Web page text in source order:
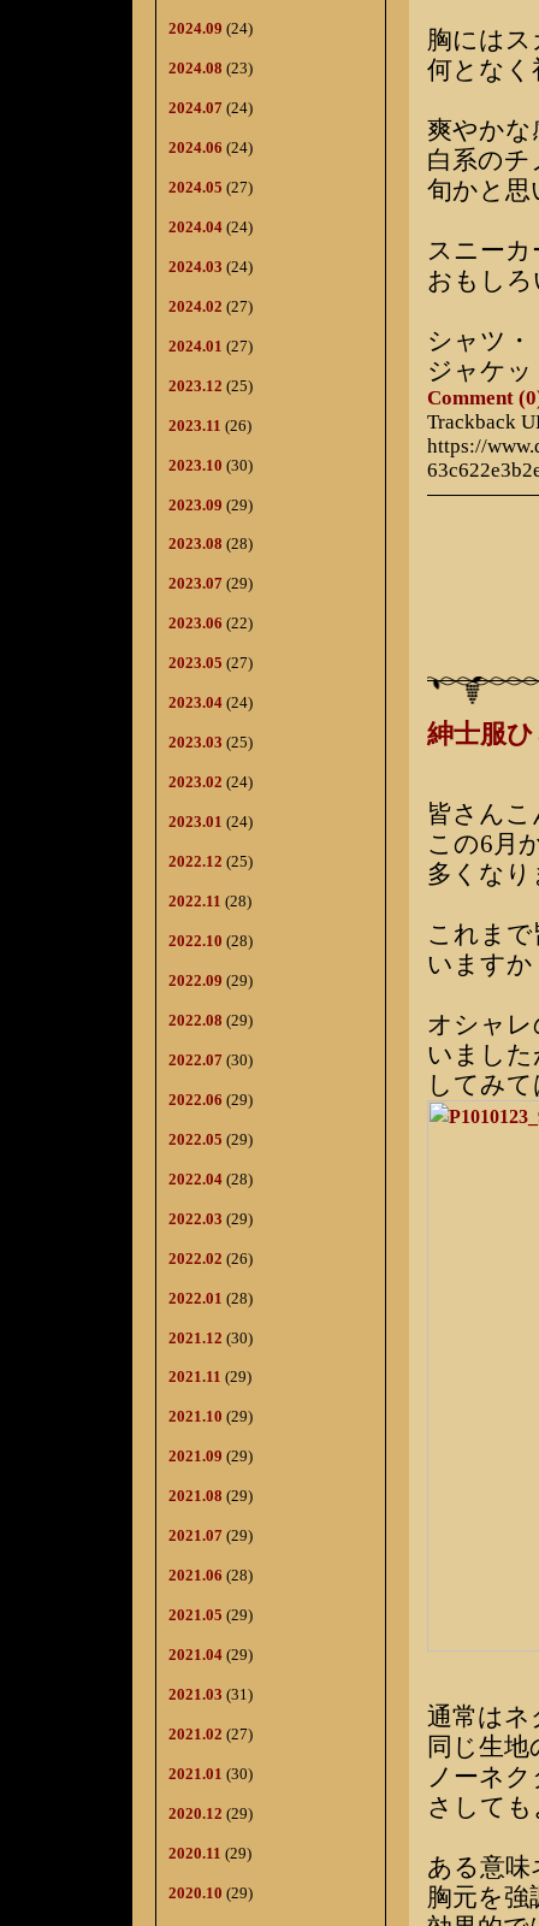
2024.09 (24)
2024.08 (23)
2024.07 (24)
2024.06 (24)
2024.05 (27)
2024.04 (24)
2024.03 (24)
2024.02 (27)
2024.01 (27)
2023.12 (25)
2023.11 (26)
2023.10 (30)
2023.09 (29)
2023.08 (28)
2023.07 (29)
2023.06 (22)
2023.05 (27)
2023.04 (24)
2023.03 (25)
2023.02 (24)
2023.01 (24)
2022.12 (25)
2022.11 (28)
2022.10 (28)
2022.09 (29)
2022.08 (29)
2022.07 (30)
2022.06 (29)
2022.05 (29)
2022.04 (28)
2022.03 (29)
2022.02 (26)
2022.01 (28)
2021.12 (30)
2021.11 (29)
2021.10 (29)
2021.09 (29)
2021.08 (29)
2021.07 (29)
2021.06 (28)
2021.05 (29)
2021.04 (29)
2021.03 (31)
2021.02 (27)
2021.01 (30)
2020.12 (29)
2020.11 (29)
2020.10 (29)
胸には
何となく
爽やか
白系の
旬かと思
スニー
おもし
シャツ・
ジャケッ
Comment
Trackback
https://
紳士服
皆さん
この6月
多くな
これま
いますか
オシャ
いまし
してみ
通常はネ
同じ生
ノーネ
さして
ある意
胸元を